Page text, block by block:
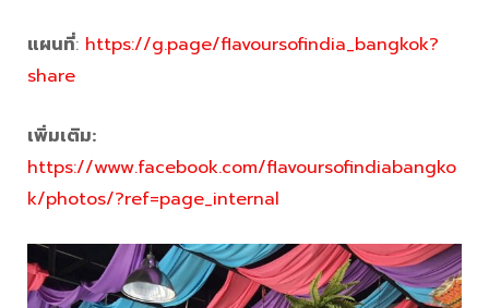
แผนที่: https://g.page/flavoursofindia_bangkok?
share
เพิ่มเติม:
https://www.facebook.com/flavoursofindiabangko
k/photos/?ref=page_internal